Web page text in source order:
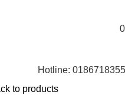
0
Hotline:
to products